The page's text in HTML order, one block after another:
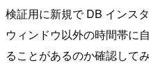
検証用に新規で DB インス
ウィンドウ以外の時間帯に
ることがあるのか確認してみ